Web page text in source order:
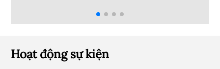
Hoạt động sự kiện